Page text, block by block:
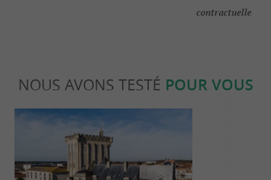
contractuelle
NOUS AVONS TESTÉ POUR VOUS